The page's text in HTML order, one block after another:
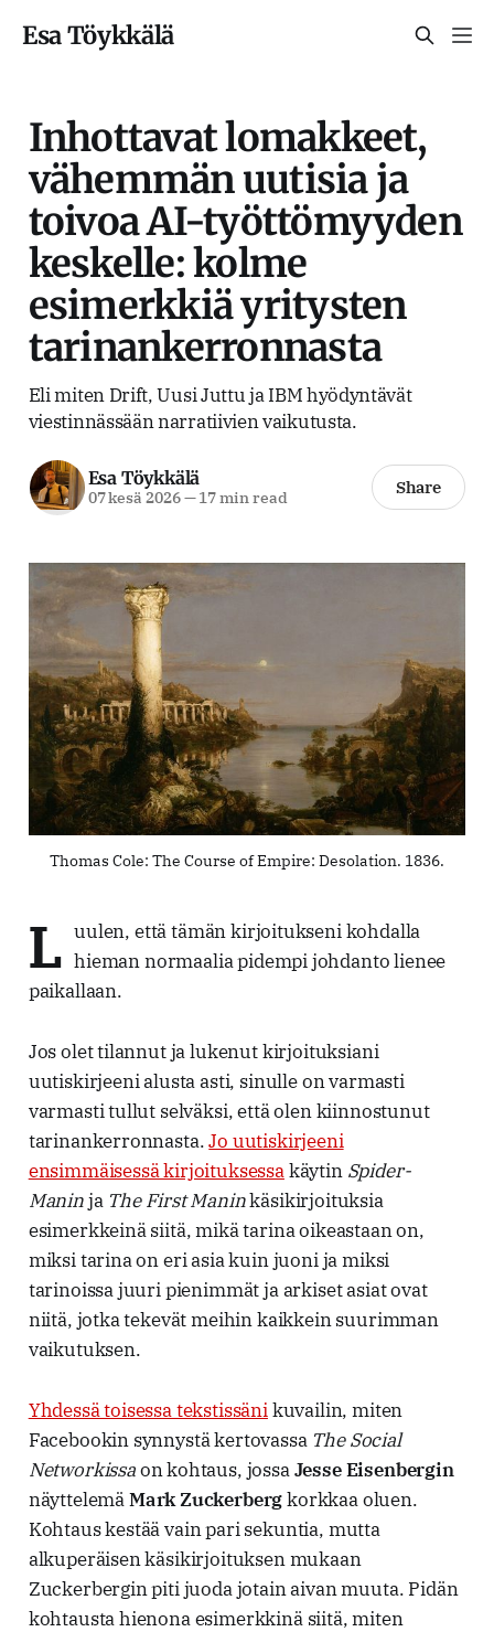
Esa Töykkälä
Inhottavat lomakkeet,
vähemmän uutisia ja
toivoa AI-työttömyyden
keskelle: kolme
esimerkkiä yritysten
tarinankerronnasta
Eli miten Drift, Uusi Juttu ja IBM hyödyntävät
viestinnässään narratiivien vaikutusta.
Esa Töykkälä
07 kesä 2026—17 min read Share
Thomas Cole: The Course of Empire: Desolation. 1836.
L uulen, että tämän kirjoitukseni kohdalla
hieman normaalia pidempi johdanto lienee
paikallaan.
Jos olet tilannut ja lukenut kirjoituksiani
uutiskirjeeni alusta asti, sinulle on varmasti
varmasti tullut selväksi, että olen kiinnostunut
tarinankerronnasta.Jo uutiskirjeeni
ensimmäisessä kirjoituksessakäytin Spider-
Maninja The First Maninkäsikirjoituksia
esimerkkeinä siitä, mikä tarina oikeastaan on,
miksi tarina on eri asia kuin juoni ja miksi
tarinoissa juuri pienimmät ja arkiset asiat ovat
niitä, jotka tekevät meihin kaikkein suurimman
vaikutuksen.
Yhdessä toisessa tekstissänikuvailin, miten
Facebookin synnystä kertovassa The Social
Networkissaon kohtaus, jossaJesse Eisenbergin
näyttelemäMark Zuckerbergkorkkaa oluen.
Kohtaus kestää vain pari sekuntia, mutta
alkuperäisen käsikirjoituksen mukaan
Zuckerbergin piti juoda jotain aivan muuta. Pidän
kohtausta hienona esimerkkinä siitä, miten